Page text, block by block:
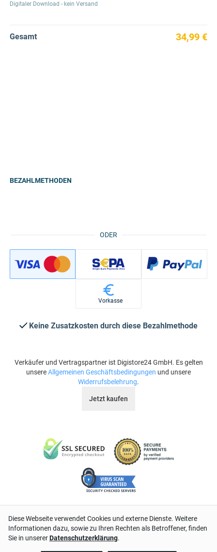
Digitaler Download - kein Versand
Gesamt 34,99 €
ODER
BEZAHLMETHODEN
Vorkasse
Keine Zusatzkosten durch diese Bezahlmethode
Verkäufer und Vertragspartner ist Digistore24 GmbH. Es gelten
unsereAllgemeinen Geschäftsbedingungen und unsere
Widerrufsbelehrung.
Jetzt kaufen